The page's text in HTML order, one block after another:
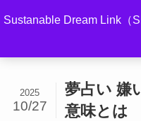
Sustanable Dream Link（
夢占い 嫌
意味とは
2025
10/27